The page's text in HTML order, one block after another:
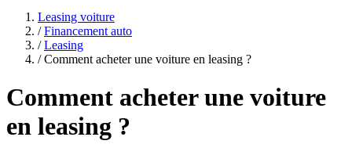
Leasing voiture
/ Financement auto
/ Leasing
/ Comment acheter une voiture en leasing ?
Comment acheter une voiture
en leasing ?